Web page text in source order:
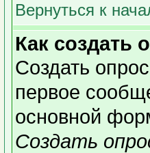
Вернуться к
Как создать
Создать
первое
основной
Создать